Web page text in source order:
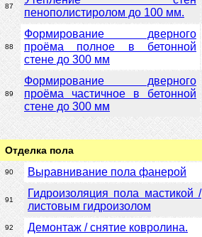
87
пенополистиролом до 100 мм.
88
Формирование дверного
проёма полное в бетонной
стене до 300 мм
89
Формирование дверного
проёма частичное в бетонной
стене до 300 мм
Отделка пола
90 Выравнивание пола фанерой
91
Гидроизоляция пола мастикой /
листовым гидроизолом
92 Демонтаж / снятие ковролина.